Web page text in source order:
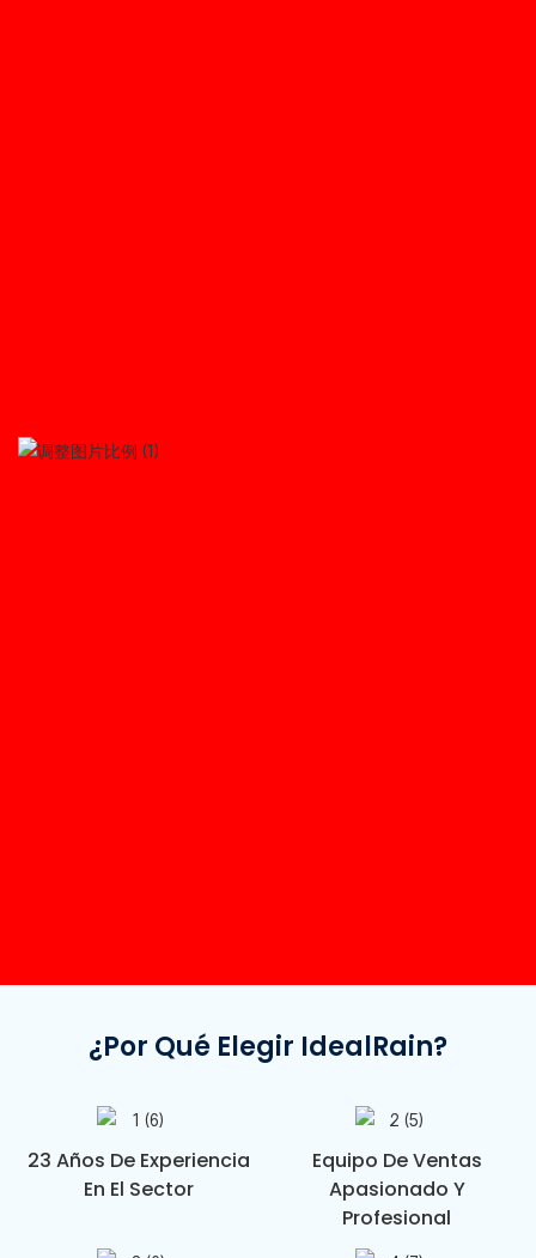
¿Por Qué Elegir IdealRain?
23 Años De Experiencia
En El Sector
Equipo De Ventas
Apasionado Y
Profesional